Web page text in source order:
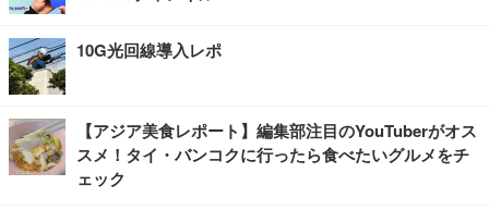
10G光回線導入レポ
【アジア美食レポート】編集部注目のYouTuberがオス
スメ！タイ・バンコクに行ったら食べたいグルメをチ
ェック